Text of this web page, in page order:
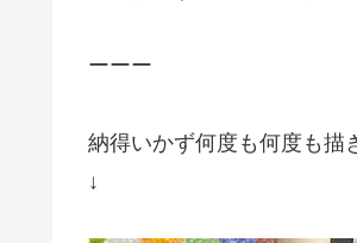
ーーー
納得いかず何度も何度も描
↓